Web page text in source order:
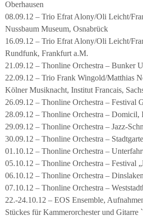
Oberhausen
08.09.12 – Trio Efrat Alony/Oli Leicht/
Nussbaum Museum, Osnabrück
16.09.12 – Trio Efrat Alony/Oli Leicht/
Rundfunk, Frankfurt a.M.
21.09.12 – Thonline Orchestra – Bunker
22.09.12 – Trio Frank Wingold/Matthias
Kölner Musiknacht, Institut Francais,
26.09.12 – Thonline Orchestra – Festival
28.09.12 – Thonline Orchestra – Domicil,
29.09.12 – Thonline Orchestra – Jazz-
30.09.12 – Thonline Orchestra –
01.10.12 – Thonline Orchestra –
05.10.12 – Thonline Orchestra – Festival
06.10.12 – Thonline Orchestra – Dinslaken
07.10.12 – Thonline Orchestra –
22.-24.10.12 – EOS Ensemble,
Stückes für Kammerorchester und Gitarre